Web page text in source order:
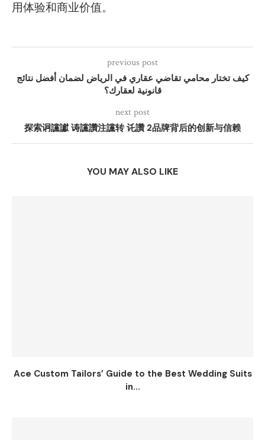
用体验和商业价值。
previous post
كيف تختار محامي تقاضي عقاري في الرياض لضمان أفضل نتائج
قانونية لعقارك؟
next post
探索诇讜讞 诪讜讚注讜转 讬讚 2品牌背后的创新与信赖
YOU MAY ALSO LIKE
Ace Custom Tailors’ Guide to the Best Wedding Suits
in...